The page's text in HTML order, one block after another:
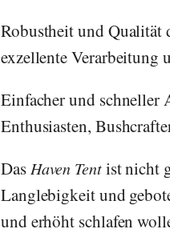
Robustheit und Qualität
exzellente Verarbeitung
Einfacher und schneller
Enthusiasten,
Das Haven Tentist nicht
Langlebigkeit und
und erhöht schlafen